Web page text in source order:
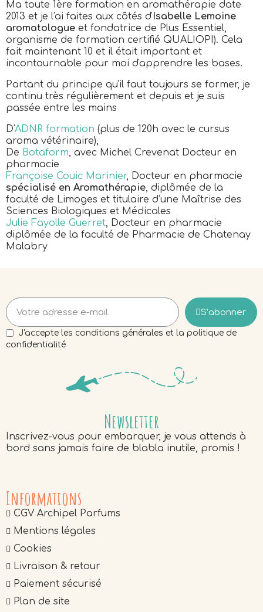
Ma toute 1ère formation en aromathérapie date
2013 et je l'ai faites aux côtés d'Isabelle Lemoine
aromatologue et fondatrice de Plus Essentiel,
organisme de formation certifié QUALIOPI). Cela
fait maintenant 10 et il était important et
incontournable pour moi d'apprendre les bases.
Partant du principe qu'il faut toujours se former, je
continu très régulièrement et depuis et je suis
passée entre les mains
D'ADNR formation (plus de 120h avec le cursus
aroma vétérinaire),
De Botaform, avec Michel Crevenat Docteur en
pharmacie
Françoise Couic Marinier, Docteur en pharmacie
spécialisé en Aromathérapie, diplômée de la
faculté de Limoges et titulaire d’une Maîtrise des
Sciences Biologiques et Médicales
Julie Fayolle Guerret, Docteur en pharmacie
diplômée de la faculté de Pharmacie de Chatenay
Malabry
S’abonner
J'accepte les conditions générales et la politique de
confidentialité
Newsletter
Inscrivez-vous pour embarquer, je vous attends à
bord sans jamais faire de blabla inutile, promis !
Informations
CGV Archipel Parfums
Mentions légales
Cookies
Livraison & retour
Paiement sécurisé
Plan de site